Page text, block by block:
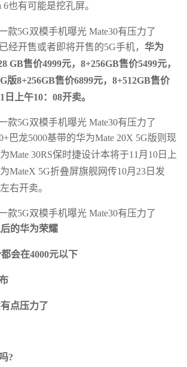
也有可能是挖孔屏。
经开售或者即将开售的5G手机，华为
GB售价4999元，8+256GB售价5499元，
版8+256GB售价6899元，8+512GB售价
日上午10：08开卖。
巴龙5000基带的华为Mate 20X 5G版则现
Mate 30RS保时捷设计本将于11月10日上
MateX 5G折叠屏旗舰网传10月23日发
右开卖。
的华为荣耀
会在4000元以下
点压力了
?